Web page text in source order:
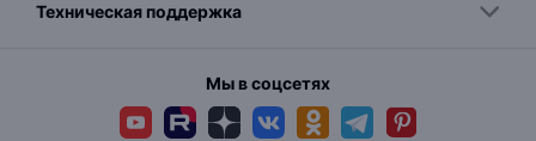
Техническая поддержка
Мы в соцсетях